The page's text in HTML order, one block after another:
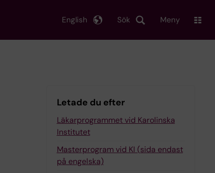
Sök
English Meny
Letade du efter
Läkarprogrammet vid Karolinska
Institutet
Masterprogram vid KI (sida endast
på engelska)